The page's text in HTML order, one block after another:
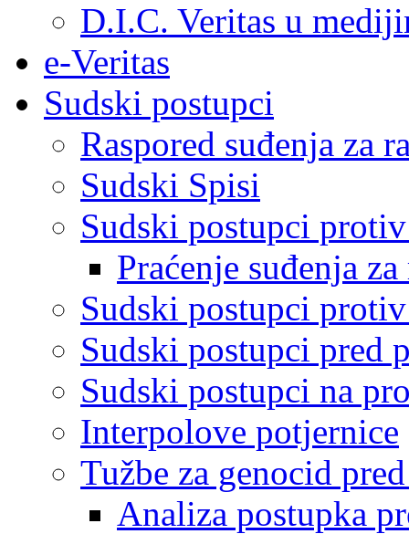
D.I.C. Veritas u
e-Veritas
Sudski postupci
Raspored suđenja za
Sudski Spisi
Sudski postupci
Praćenje suđenja
Sudski postupci
Sudski postupci pred
Sudski postupci na
Interpolove potjernice
Tužbe za genocid
Analiza postupka